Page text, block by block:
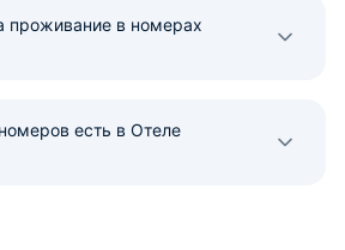
проживание в номерах
есть в Отеле